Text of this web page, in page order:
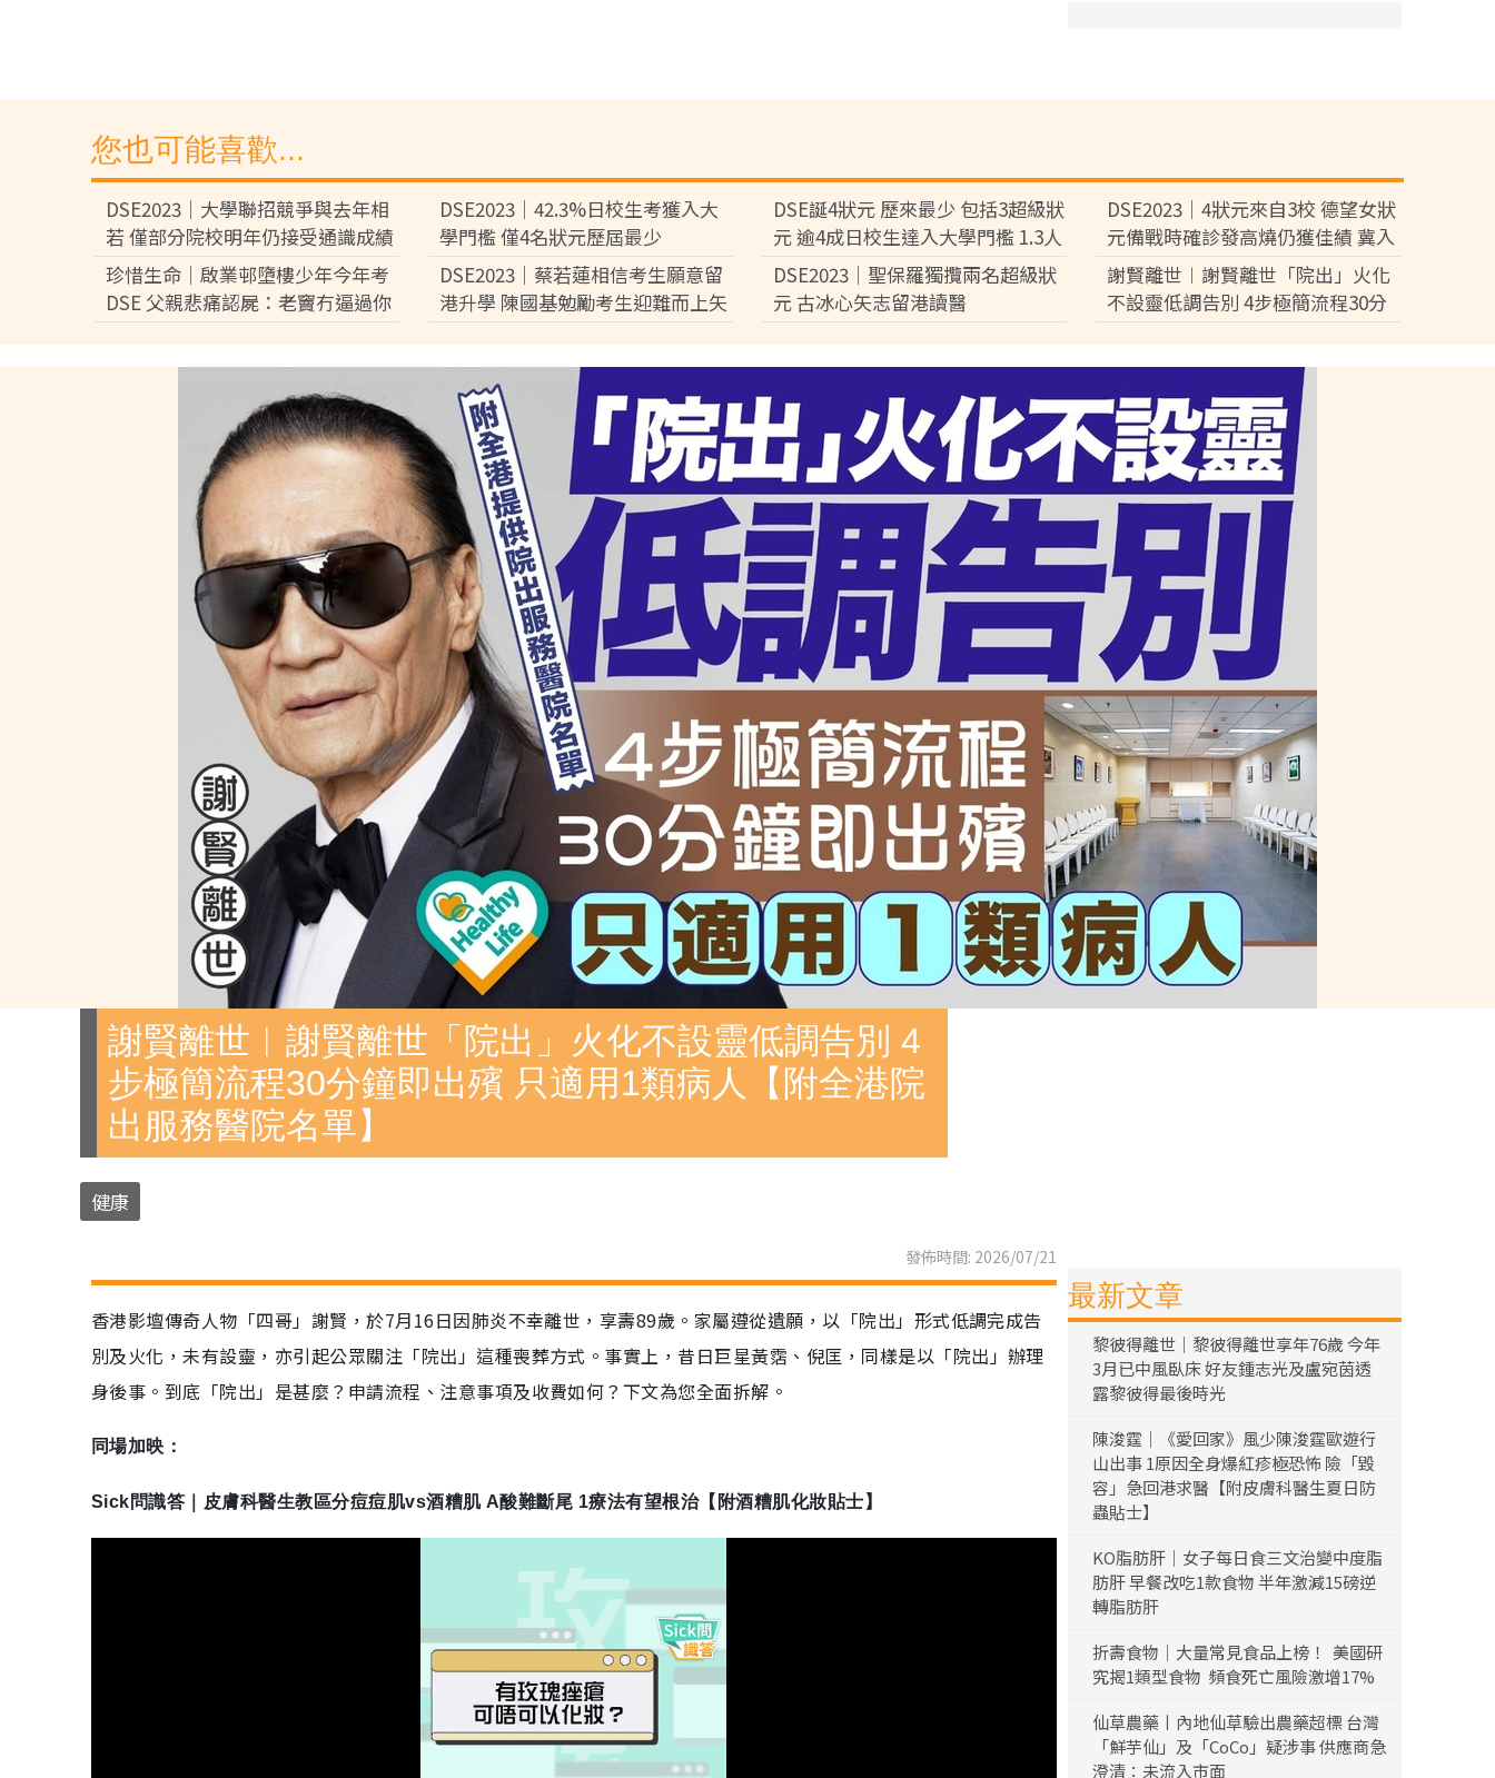
您也可能喜歡...
DSE2023｜大學聯招競爭與去年相
若 僅部分院校明年仍接受通識成績
重考要慎重考慮
DSE2023｜42.3%日校生考獲入大
學門檻 僅4名狀元歷屆最少
DSE誕4狀元 歷來最少 包括3超級狀
元 逾4成日校生達入大學門檻 1.3人
爭1位
DSE2023｜4狀元來自3校 德望女狀
元備戰時確診發高燒仍獲佳績 冀入
大學讀醫科
珍惜生命｜啟業邨墮樓少年今年考
DSE 父親悲痛認屍：老竇冇逼過你
DSE2023｜蔡若蓮相信考生願意留
港升學 陳國基勉勵考生迎難而上矢
志向前
DSE2023｜聖保羅獨攬兩名超級狀
元 古冰心矢志留港讀醫
謝賢離世︱謝賢離世「院出」火化
不設靈低調告別 4步極簡流程30分
鐘即出殯 只適用1類病人【附全港
謝賢離世︱謝賢離世「院出」火化不設靈低調告別 4
步極簡流程30分鐘即出殯 只適用1類病人【附全港院
出服務醫院名單】
健康
發佈時間: 2026/07/21
香港影壇傳奇人物「四哥」謝賢，於7月16日因肺炎不幸離世，享壽89歲。家屬遵從遺願，以「院出」形式低調完成告
別及火化，未有設靈，亦引起公眾關注「院出」這種喪葬方式。事實上，昔日巨星黃霑、倪匡，同樣是以「院出」辦理
身後事。到底「院出」是甚麼？申請流程、注意事項及收費如何？下文為您全面拆解。
同場加映：
Sick問識答｜皮膚科醫生教區分痘痘肌vs酒糟肌 A酸難斷尾 1療法有望根治【附酒糟肌化妝貼士】
最新文章
黎彼得離世｜黎彼得離世享年76歲 今年
3月已中風臥床 好友鍾志光及盧宛茵透
露黎彼得最後時光
陳浚霆｜《愛回家》風少陳浚霆歐遊行
山出事 1原因全身爆紅疹極恐怖 險「毀
容」急回港求醫【附皮膚科醫生夏日防
蟲貼士】
KO脂肪肝｜女子每日食三文治變中度脂
肪肝 早餐改吃1款食物 半年激減15磅逆
轉脂肪肝
折壽食物｜大量常見食品上榜！ 美國研
究揭1類型食物 頻食死亡風險激增17%
仙草農藥丨內地仙草驗出農藥超標 台灣
「鮮芋仙」及「CoCo」疑涉事 供應商急
澄清：未流入市面